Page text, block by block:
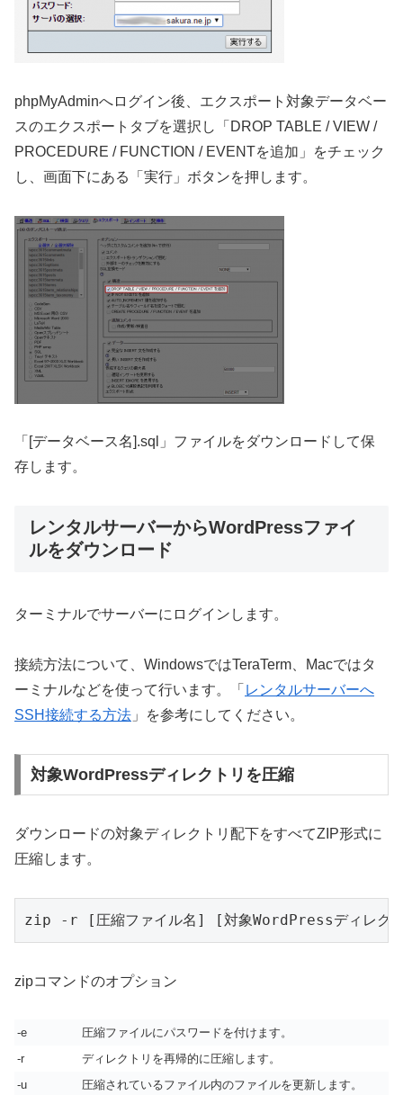
phpMyAdminへログイン後、エクスポート対象データベー
スのエクスポートタブを選択し「DROP TABLE / VIEW /
PROCEDURE / FUNCTION / EVENTを追加」をチェック
し、画面下にある「実行」ボタンを押します。
「[データベース名].sql」ファイルをダウンロードして保
存します。
レンタルサーバーからWordPressファイ
ルをダウンロード
ターミナルでサーバーにログインします。
接続方法について、WindowsではTeraTerm、Macではタ
ーミナルなどを使って行います。「 レンタルサーバーへ
SSH接続する方法 」を参考にしてください。
対象WordPressディレクトリを圧縮
ダウンロードの対象ディレクトリ配下をすべてZIP形式に
圧縮します。
zip -r [圧縮ファイル名] [対象WordPressディレク
zipコマンドのオプション
-e
圧縮ファイルにパスワードを付けます。
-r
ディレクトリを再帰的に圧縮します。
-u
圧縮されているファイル内のファイルを更新します。